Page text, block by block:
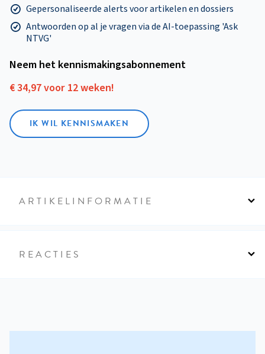
Gepersonaliseerde alerts voor artikelen en dossiers
Antwoorden op al je vragen via de AI-toepassing 'Ask
NTVG'
Neem het kennismakings­abonnement
€ 34,97 voor 12 weken!
IK WIL KENNISMAKEN
ARTIKELINFORMATIE
REACTIES